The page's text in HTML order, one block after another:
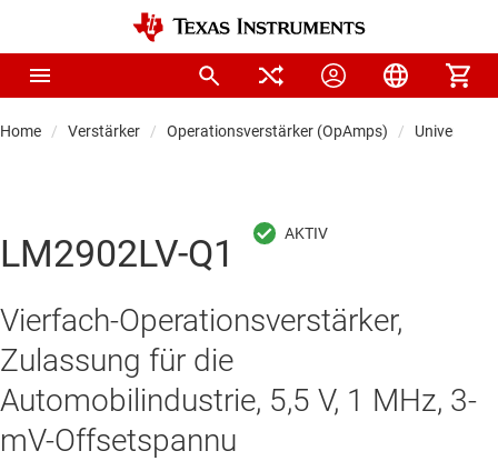
Home Verstärker Operationsverstärker (OpAmps) Universal-
LM2902LV-Q1
Vierfach-Operationsverstärker,
Zulassung für die
Automobilindustrie, 5,5 V, 1 MHz, 3-
mV-Offsetspannu